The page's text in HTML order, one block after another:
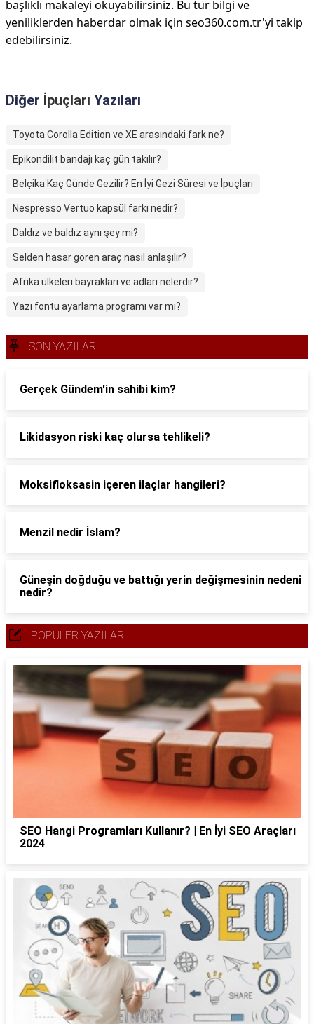
başlıklı makaleyi okuyabilirsiniz. Bu tür bilgi ve
yeniliklerden haberdar olmak için seo360.com.tr'yi takip
edebilirsiniz.
Diğer İpuçları Yazıları
Toyota Corolla Edition ve XE arasındaki fark ne?
Epikondilit bandajı kaç gün takılır?
Belçika Kaç Günde Gezilir? En İyi Gezi Süresi ve İpuçları
Nespresso Vertuo kapsül farkı nedir?
Daldız ve baldız aynı şey mi?
Selden hasar gören araç nasıl anlaşılır?
Afrika ülkeleri bayrakları ve adları nelerdir?
Yazı fontu ayarlama programı var mı?
SON YAZILAR
Gerçek Gündem'in sahibi kim?
Likidasyon riski kaç olursa tehlikeli?
Moksifloksasin içeren ilaçlar hangileri?
Menzil nedir İslam?
Güneşin doğduğu ve battığı yerin değişmesinin nedeni
nedir?
POPÜLER YAZILAR
SEO Hangi Programları Kullanır? | En İyi SEO Araçları
2024